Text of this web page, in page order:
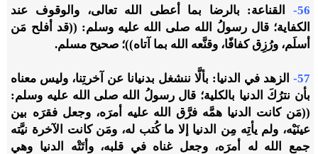
56-
القناعة: بالرضا بما أعطى الله تعالى، والوقوف عند
الكفاية؛ قال رسولُ الله صلى الله عليه وسلم: ((قد أفلح مَن
أسلَم، ورُزِق كفافًا، وقنَّعه الله بما آتاه))؛ صحيح مسلم.
57-
الزهد في الدنيا: بألَّا ننشغل بدنيانا عن آخرتِنا، وليس معناه
بأن نترُكَ الدنيا بالكلية؛ قال رسولُ الله صلى الله عليه وسلم:
((مَن كانت الدنيا همَّه فرَّق الله عليه أمرَه، وجعل فقرَه بين
عينَيْه، ولم يأتِه مِن الدنيا إلا ما كُتب له، ومَن كانت الآخرة نيَّته
جمع الله له أمرَه، وجعل غناه في قلبه، وأتَتْه الدنيا وهي